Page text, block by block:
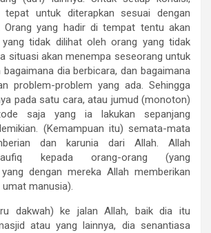
untuk diterapkan sesuai dengan
Orang yang hadir di tempat tentu akan
tidak dilihat oleh orang yang tidak
situasi akan menempa seseorang untuk
dia berbicara, dan bagaimana
problem-problem yang ada. Sehingga
pada satu cara, atau jumud (monoton)
saja yang ia lakukan sepanjang
(Kemampuan itu) semata-mata
dan karunia dari Allah. Allah
kepada orang-orang (yang
yang dengan mereka Allah memberikan
manusia).
dakwah) ke jalan Allah, baik dia itu
atau yang lainnya, dia senantiasa